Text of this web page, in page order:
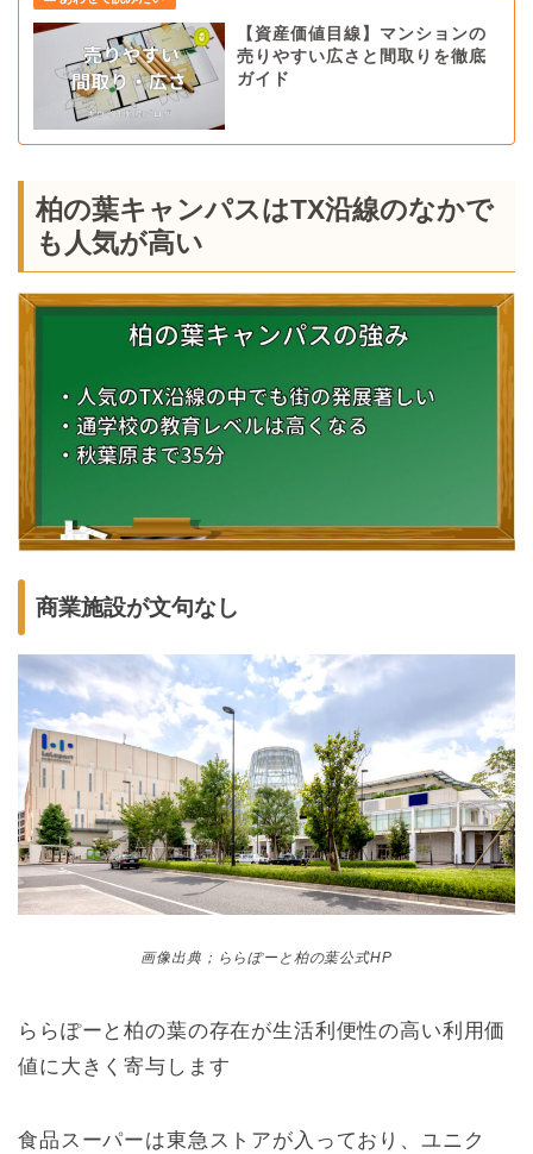
【資産価値目線】マンションの
売りやすい広さと間取りを徹底
ガイド
柏の葉キャンパスはTX沿線のなかで
も人気が高い
商業施設が文句なし
画像出典；ららぽーと柏の葉公式HP
ららぽーと柏の葉の存在が生活利便性の高い利用価
値に大きく寄与します
食品スーパーは東急ストアが入っており、ユニク